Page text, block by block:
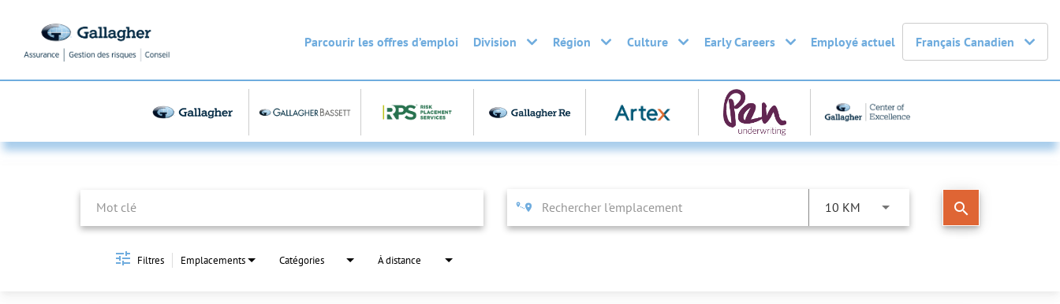
Parcourir les offres d’emploi Division Région Culture Early Careers Employé actuel Français Canadien
Job Search Page
10 KM search
Filtres Emplacements Catégories À distance